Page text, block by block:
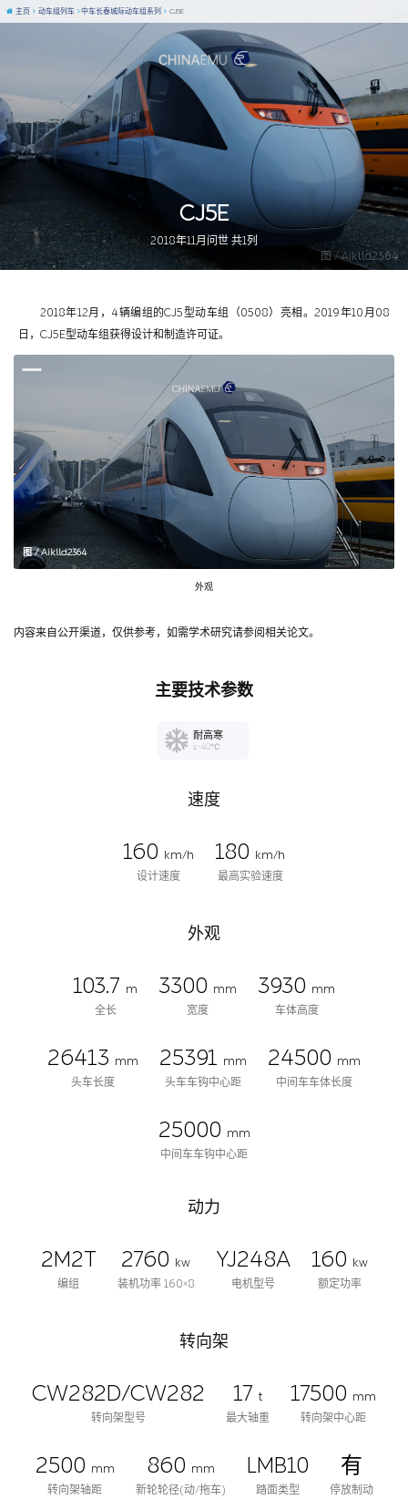
图 / Aiklld2364
CJ5E
2018年11月问世 共1列
主页 动车组列车 中车长春城际动车组系列 CJ5E
2018年12月，4辆编组的CJ5型动车组（0508）亮相。2019年10月08
日，CJ5E型动车组获得设计和制造许可证。
图 / Aiklld2364
外观
内容来自公开渠道，仅供参考，如需学术研究请参阅相关论文。
主要技术参数
耐高寒
≤-40℃
速度
160 km/h
设计速度
180 km/h
最高实验速度
外观
103.7 m
全长
3300 mm
宽度
3930 mm
车体高度
26413 mm
头车长度
25391 mm
头车车钩中心距
24500 mm
中间车车体长度
25000 mm
中间车车钩中心距
动力
2M2T
编组
2760 kw
装机功率 160×8
YJ248A
电机型号
160 kw
额定功率
转向架
CW282D/CW282
转向架型号
17 t
最大轴重
17500 mm
转向架中心距
2500 mm
转向架轴距
860 mm
新轮轮径(动/拖车)
LMB10
踏面类型
有
停放制动